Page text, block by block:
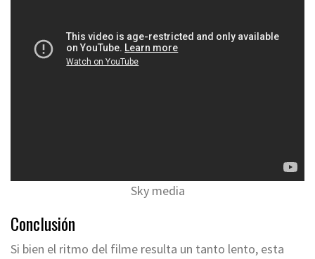
Sky media
Conclusión
Si bien el ritmo del filme resulta un tanto lento, esta